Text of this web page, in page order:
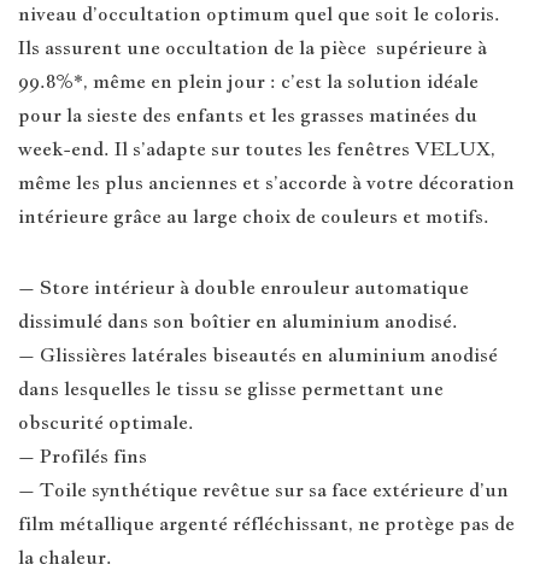
niveau d’occultation optimum quel que soit le coloris.
Ils assurent une occultation de la pièce supérieure à
99.8%*, même en plein jour : c’est la solution idéale
pour la sieste des enfants et les grasses matinées du
week-end. Il s’adapte sur toutes les fenêtres VELUX,
même les plus anciennes et s’accorde à votre décoration
intérieure grâce au large choix de couleurs et motifs.
– Store intérieur à double enrouleur automatique
dissimulé dans son boîtier en aluminium anodisé.
– Glissières latérales biseautés en aluminium anodisé
dans lesquelles le tissu se glisse permettant une
obscurité optimale.
– Profilés fins
– Toile synthétique revêtue sur sa face extérieure d’un
film métallique argenté réfléchissant, ne protège pas de
la chaleur.